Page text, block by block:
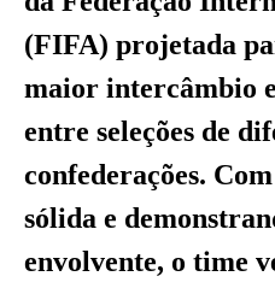
(FIFA) projetada
maior intercâmbio
entre seleções de
confederações.
sólida e
envolvente, o time